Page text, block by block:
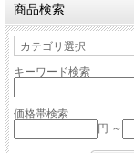
商品検索
キーワード検索
価格帯検索
円 ～